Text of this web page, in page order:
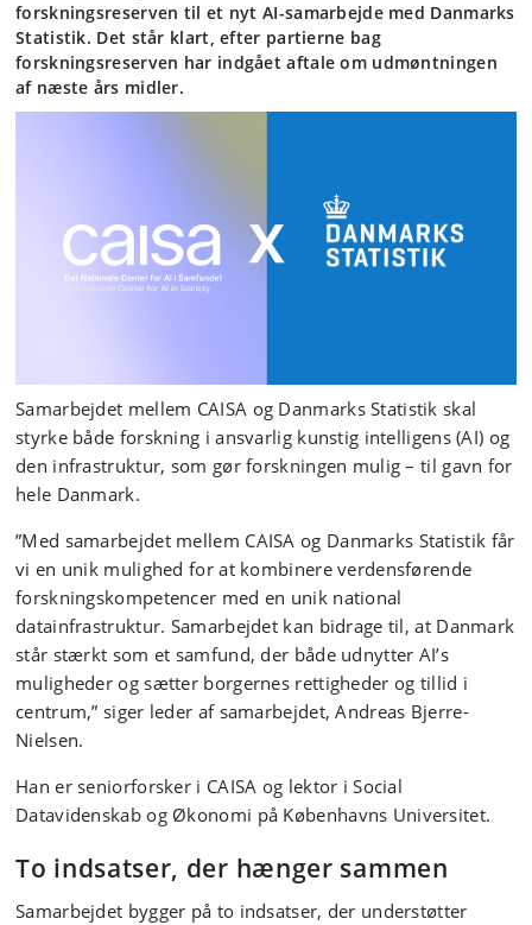
forskningsreserven til et nyt AI-samarbejde med Danmarks
Statistik. Det står klart, efter partierne bag
forskningsreserven har indgået aftale om udmøntningen
af næste års midler.
Samarbejdet mellem CAISA og Danmarks Statistik skal
styrke både forskning i ansvarlig kunstig intelligens (AI) og
den infrastruktur, som gør forskningen mulig – til gavn for
hele Danmark.
”Med samarbejdet mellem CAISA og Danmarks Statistik får
vi en unik mulighed for at kombinere verdensførende
forskningskompetencer med en unik national
datainfrastruktur. Samarbejdet kan bidrage til, at Danmark
står stærkt som et samfund, der både udnytter AI’s
muligheder og sætter borgernes rettigheder og tillid i
centrum,” siger leder af samarbejdet, Andreas Bjerre-
Nielsen.
Han er seniorforsker i CAISA og lektor i Social
Datavidenskab og Økonomi på Københavns Universitet.
To indsatser, der hænger sammen
Samarbejdet bygger på to indsatser, der understøtter